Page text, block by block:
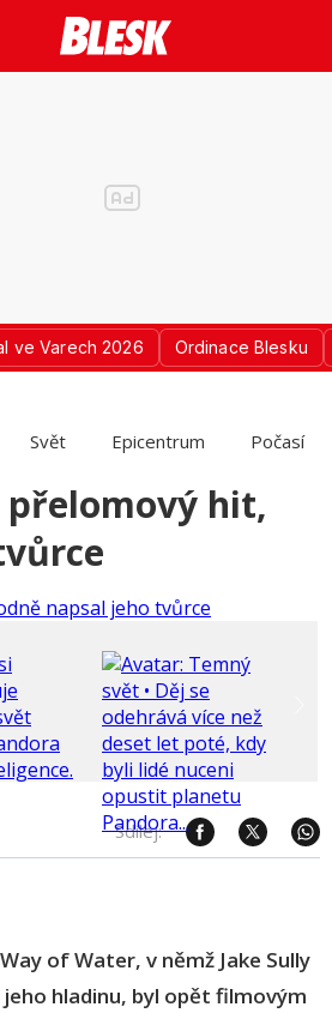
ve Varech 2026 Ordinace Blesku
Svět Epicentrum Počasí
hit,
Sdílej:
of Water, v němž Jake Sully
hladinu, byl opět filmovým